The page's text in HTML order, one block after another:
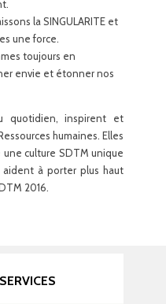
la SINGULARITE et
une force.
toujours en
envie et étonner nos
quotidien, inspirent et
humaines. Elles
culture SDTM unique
à porter plus haut
2016.